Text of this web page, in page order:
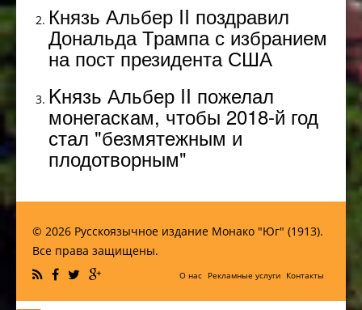
Князь Альбер II поздравил
Дональда Трампа с избранием
на пост президента США
Kнязь Альбер II пожелал
монегаскам, чтобы 2018-й год
стал "безмятежным и
плодотворным"
© 2026 Русскоязычное издание Монако "Юг" (1913).
Все права защищены.
О нас Рекламные услуги Контакты